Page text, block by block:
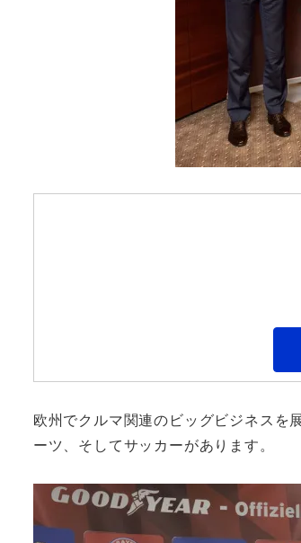
欧州でクルマ関連のビッグビジネスを
ーツ、そしてサッカーがあります。